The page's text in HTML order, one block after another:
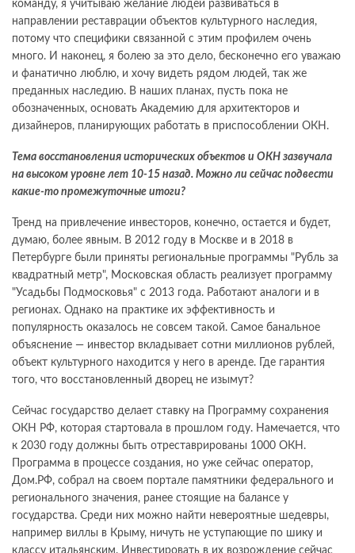
команду, я учитываю желание людей развиваться в
направлении реставрации объектов культурного наследия,
потому что специфики связанной с этим профилем очень
много. И наконец, я болею за это дело, бесконечно его уважаю
и фанатично люблю, и хочу видеть рядом людей, так же
преданных наследию. В наших планах, пусть пока не
обозначенных, основать Академию для архитекторов и
дизайнеров, планирующих работать в приспособлении ОКН.
Тема восстановления исторических объектов и ОКН зазвучала
на высоком уровне лет 10-15 назад. Можно ли сейчас подвести
какие-то промежуточные итоги?
Тренд на привлечение инвесторов, конечно, остается и будет,
думаю, более явным. В 2012 году в Москве и в 2018 в
Петербурге были приняты региональные программы "Рубль за
квадратный метр", Московская область реализует программу
"Усадьбы Подмосковья" с 2013 года. Работают аналоги и в
регионах. Однако на практике их эффективность и
популярность оказалось не совсем такой. Самое банальное
объяснение — инвестор вкладывает сотни миллионов рублей,
объект культурного находится у него в аренде. Где гарантия
того, что восстановленный дворец не изымут?
Сейчас государство делает ставку на Программу сохранения
ОКН РФ, которая стартовала в прошлом году. Намечается, что
к 2030 году должны быть отреставрированы 1000 ОКН.
Программа в процессе создания, но уже сейчас оператор,
Дом.РФ, собрал на своем портале памятники федерального и
регионального значения, ранее стоящие на балансе у
государства. Среди них можно найти невероятные шедевры,
например виллы в Крыму, ничуть не уступающие по шику и